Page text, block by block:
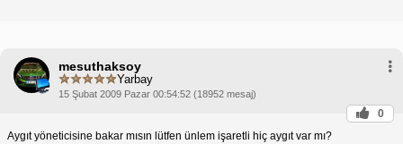
mesuthaksoy
Yarbay
15 Şubat 2009 Pazar 00:54:52 (18952 mesaj)
0
Aygıt yöneticisine bakar mısın lütfen ünlem işaretli hiç aygıt var mı?